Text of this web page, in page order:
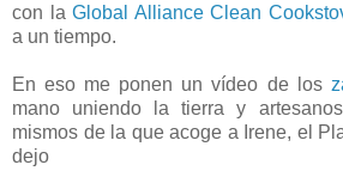
con la Global Alliance Clean
a un tiempo.
En eso me ponen un vídeo de los
mano uniendo la tierra y
mismos de la que acoge a Irene, el
dejo